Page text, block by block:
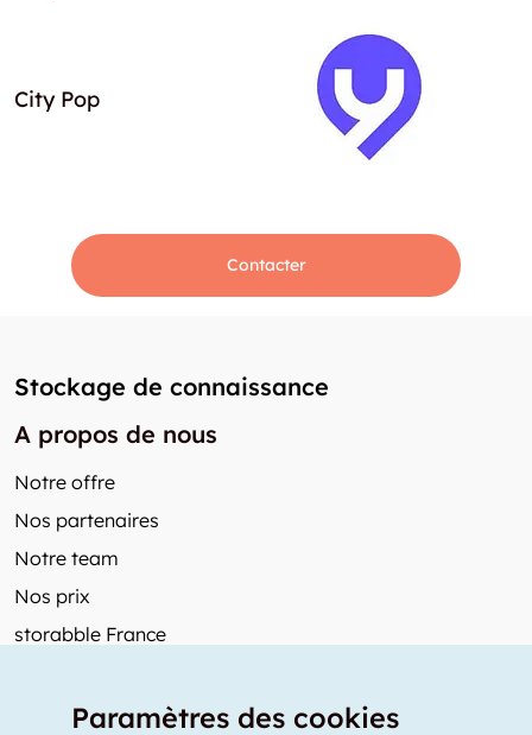
City Pop
Contacter
Stockage de connaissance
A propos de nous
Notre offre
Nos partenaires
Notre team
Nos prix
storabble France
Paramètres des cookies